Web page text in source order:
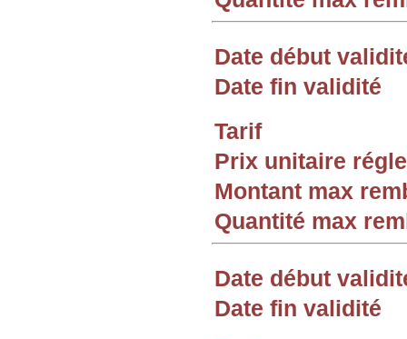
Date début
Date fin validité
Tarif
Prix unitaire
Montant max
Quantité max
Date début
Date fin validité